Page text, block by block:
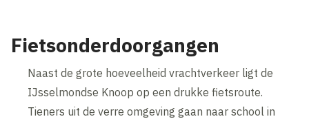
Fietsonderdoorgangen
Naast de grote hoeveelheid vrachtverkeer ligt de
IJsselmondse Knoop op een drukke fietsroute.
Tieners uit de verre omgeving gaan naar school in